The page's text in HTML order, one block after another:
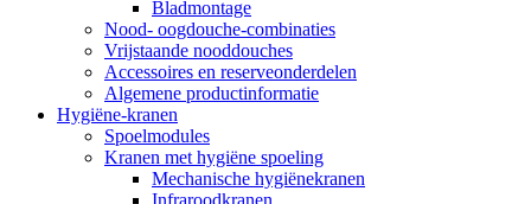
Bladmontage
Nood- oogdouche-combinaties
Vrijstaande nooddouches
Accessoires en reserveonderdelen
Algemene productinformatie
Hygiëne-kranen
Spoelmodules
Kranen met hygiëne spoeling
Mechanische hygiënekranen
Infraroodkranen